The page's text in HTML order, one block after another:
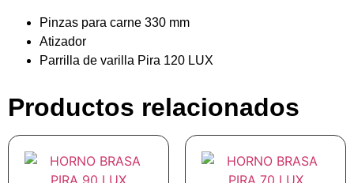
Pinzas para carne 330 mm
Atizador
Parrilla de varilla Pira 120 LUX
Productos relacionados